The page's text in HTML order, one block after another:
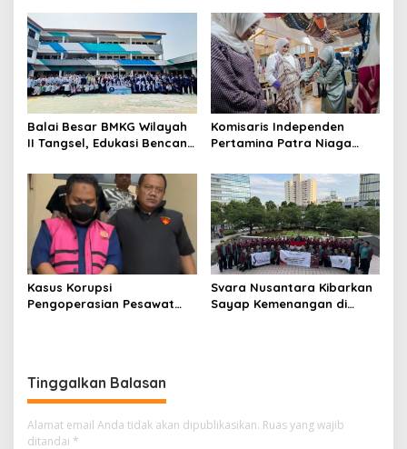
Balai Besar BMKG Wilayah
II Tangsel, Edukasi Bencana
kepada pelajar UPTD SMPN
23
Komisaris Independen
Pertamina Patra Niaga
Mitra Binaan dengan
Sentuhan Kemanusiaan dan
Keberlanjutan
Kasus Korupsi
Pengoperasian Pesawat
Svara Nusantara Kibarkan
Sayap Kemenangan di
Tinggalkan Balasan
Alamat email Anda tidak akan dipublikasikan. Ruas yang wajib
ditandai *